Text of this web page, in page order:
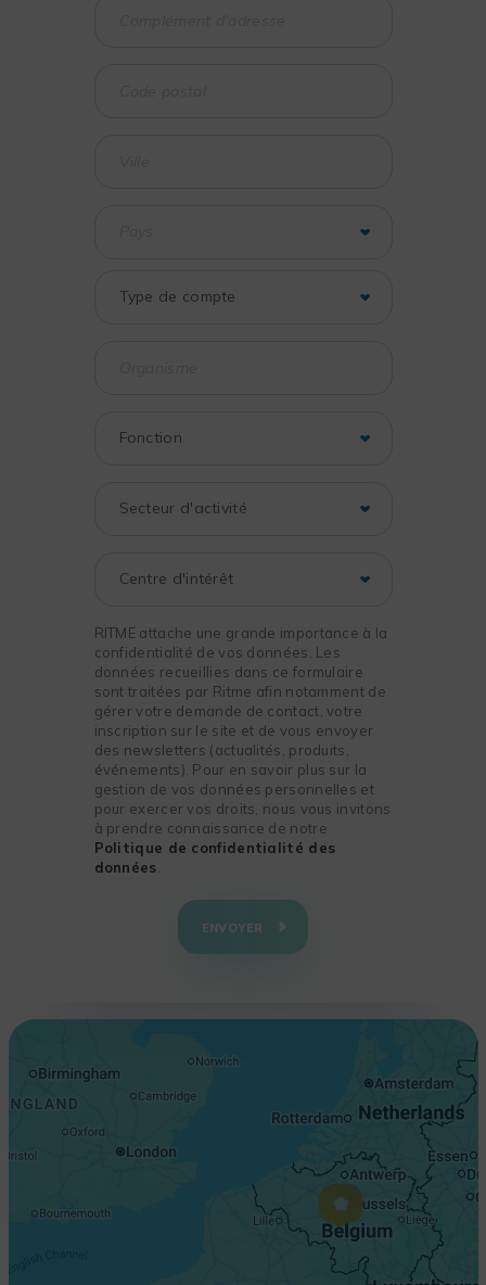
RITME attache une grande importance à la
confidentialité de vos données. Les
données recueillies dans ce formulaire
sont traitées par Ritme afin notamment de
gérer votre demande de contact, votre
inscription sur le site et de vous envoyer
des newsletters (actualités, produits,
événements). Pour en savoir plus sur la
gestion de vos données personnelles et
pour exercer vos droits, nous vous invitons
à prendre connaissance de notre
Politique de confidentialité des
données
ENVOYER